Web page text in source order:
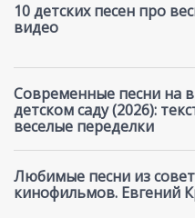
10 детских песен про
видео
Современные песни на
детском саду (2026):
веселые переделки
Любимые песни из
кинофильмов. Евгений